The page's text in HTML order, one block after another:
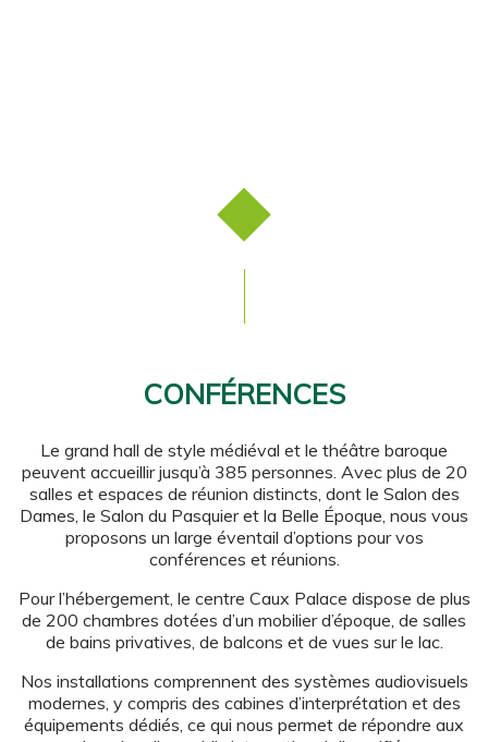
CONFÉRENCES
Le grand hall de style médiéval et le théâtre baroque
peuvent accueillir jusqu’à 385 personnes. Avec plus de 20
salles et espaces de réunion distincts, dont le Salon des
Dames, le Salon du Pasquier et la Belle Époque, nous vous
proposons un large éventail d’options pour vos
conférences et réunions.
Pour l’hébergement, le centre Caux Palace dispose de plus
de 200 chambres dotées d’un mobilier d’époque, de salles
de bains privatives, de balcons et de vues sur le lac.
Nos installations comprennent des systèmes audiovisuels
modernes, y compris des cabines d’interprétation et des
équipements dédiés, ce qui nous permet de répondre aux